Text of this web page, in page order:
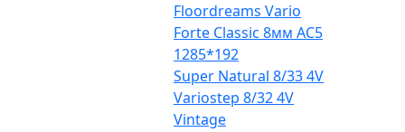
Floordreams Vario
Forte Classic 8мм AC5
1285*192
Super Natural 8/33 4V
Variostep 8/32 4V
Vintage